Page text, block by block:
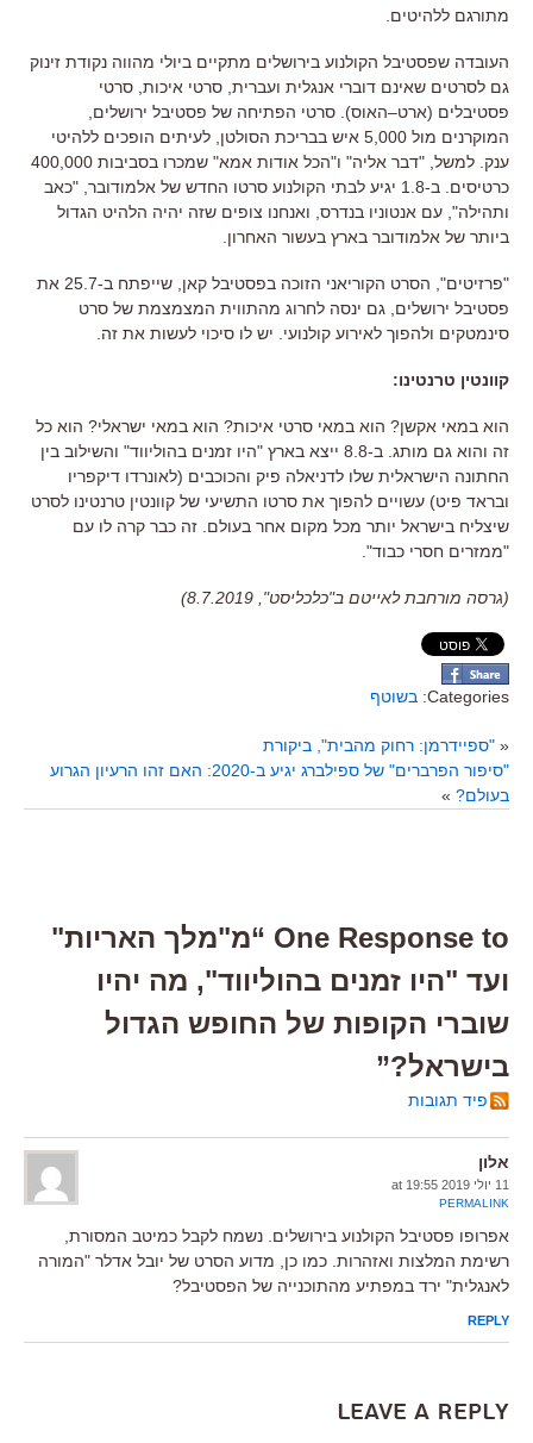
מתורגם ללהיטים
העובדה שפסטיבל הקולנוע בירושלים מתקיים ביולי מהווה נקודת זינוק
גם לסרטים שאינם דוברי אנגלית ועברית סרטי איכות סרטי
פסטיבלים (ארט–האוס). סרטי הפתיחה של פסטיבל ירושלים
המוקרנים מול 5,000 איש בבריכת הסולטן לעיתים הופכים ללהיטי
ענק למשל , "דבר אליה" ו"הכל אודות אמא" שמכרו בסביבות 400,000
כרטיסים ב-1.8 יגיע לבתי הקולנוע סרטו החדש של אלמודובר , "כאב
ותהילה", עם אנטוניו בנדרס ואנחנו צופים שזה יהיה הלהיט הגדול
ביותר של אלמודובר בארץ בעשור האחרון
"פרזיטים", הסרט הקוריאני הזוכה בפסטיבל קאן שייפתח ב-25.7
את
פסטיבל ירושלים גם ינסה לחרוג מהתווית המצמצמת של סרט
סינמטקים ולהפוך לאירוע קולנועי
יש לו סיכוי לעשות את זה
קוונטין טרנטינו:
הוא במאי אקשן? הוא במאי סרטי איכות? הוא במאי ישראלי? הוא כל
זה והוא גם מותג ב-8.8 ייצא בארץ "היו זמנים בהוליווד" והשילוב בין
החתונה הישראלית שלו לדניאלה פיק והכוכבים (לאונרדו דיקפריו
ובראד פיט) עשויים להפוך את סרטו התשיעי של קוונטין טרנטינו לסרט
שיצליח בישראל יותר מכל מקום אחר בעולם זה כבר קרה לו עם
"ממזרים חסרי כבוד".
(גרסה מורחבת לאייטם ב"כלכליסט", 8.7.2019)
Categories: בשוטף
« "ספיידרמן: רחוק מהבית", ביקורת
"סיפור הפרברים" של ספילברג יגיע ב-2020: האם זהו הרעיון הגרוע
בעולם? »
One Response to “מ"מלך האריות"
ועד "היו זמנים בהוליווד", מה יהיו
שוברי הקופות של החופש הגדול
בישראל?”
פיד תגובות
אלון
11 יולי 2019 at 19:55
PERMALINK
אפרופו פסטיבל הקולנוע בירושלים. נשמח לקבל כמיטב המסורת,
רשימת המלצות ואזהרות. כמו כן, מדוע הסרט של יובל אדלר "המורה
לאנגלית" ירד במפתיע מהתוכנייה של הפסטיבל?
REPLY
Leave a Reply